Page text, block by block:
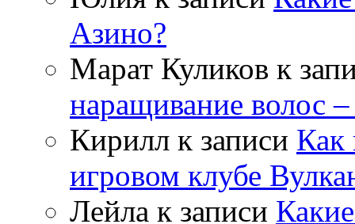
Азино?
Марат Куликов к
наращивание волос
Кирилл к записи Как
игровом клубе
Лейла к записи